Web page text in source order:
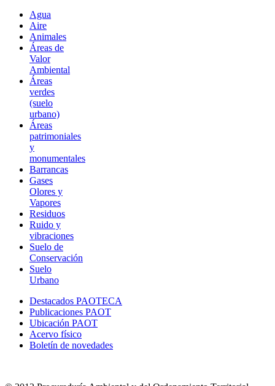
Agua
Aire
Animales
Áreas de
Valor
Ambiental
Áreas
verdes
(suelo
urbano)
Áreas
patrimoniales
y
monumentales
Barrancas
Gases
Olores y
Vapores
Residuos
Ruido y
vibraciones
Suelo de
Conservación
Suelo
Urbano
Destacados PAOTECA
Publicaciones PAOT
Ubicación PAOT
Acervo físico
Boletín de novedades